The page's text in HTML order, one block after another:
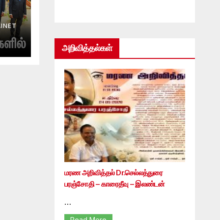
அறிவித்தல்கள்
மரண அறிவித்தல் Dr.செல்லத்துரை
பரஞ்சோதி – காரைதீவு – இலண்டன்
…